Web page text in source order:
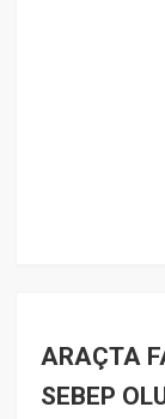
ARAÇTA
SEBEP